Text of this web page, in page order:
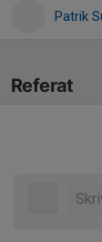
Patrik
Referat